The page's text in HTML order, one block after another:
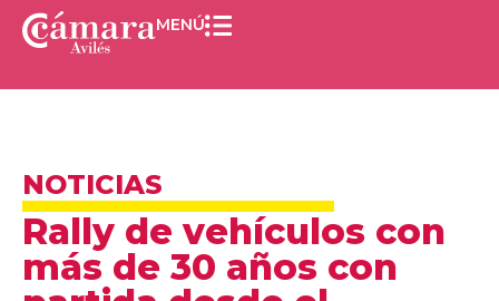
MENÚ
NOTICIAS
Rally de vehículos con
más de 30 años con